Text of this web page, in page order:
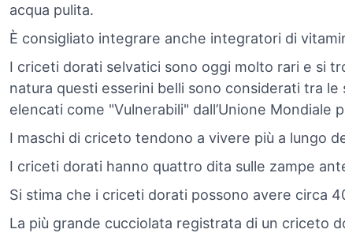
acqua pulita.
È consigliato integrare anche integratori di
I criceti dorati selvatici sono oggi molto rari e si
natura questi esserini belli sono considerati tra
elencati come "Vulnerabili" dall’Unione Mondiale
I maschi di criceto tendono a vivere più a lungo
I criceti dorati hanno quattro dita sulle zampe
Si stima che i criceti dorati possono avere circa
La più grande cucciolata registrata di un criceto